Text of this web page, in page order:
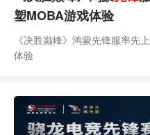
塑MOBA游戏体验
《决胜巅峰》鸿蒙先锋服率先
体验